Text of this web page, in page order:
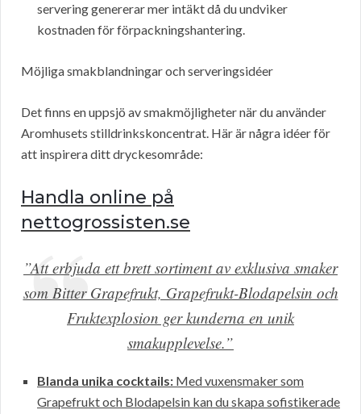
servering genererar mer intäkt då du undviker
kostnaden för förpackningshantering.
Möjliga smakblandningar och serveringsidéer
Det finns en uppsjö av smakmöjligheter när du använder
Aromhusets stilldrinkskoncentrat. Här är några idéer för
att inspirera ditt dryckesområde:
Handla online på
nettogrossisten.se
”Att erbjuda ett brett sortiment av exklusiva smaker
som Bitter Grapefrukt, Grapefrukt-Blodapelsin och
Fruktexplosion ger kunderna en unik
smakupplevelse.”
Blanda unika cocktails: Med vuxensmaker som
Grapefrukt och Blodapelsin kan du skapa sofistikerade